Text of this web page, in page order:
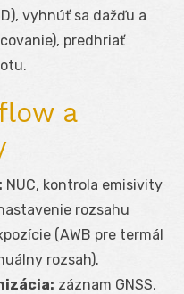
vyhnúť sa dažďu a
predhriať
a
NUC, kontrola emisivity
rozsahu
(AWB pre termál
rozsah).
záznam GNSS,